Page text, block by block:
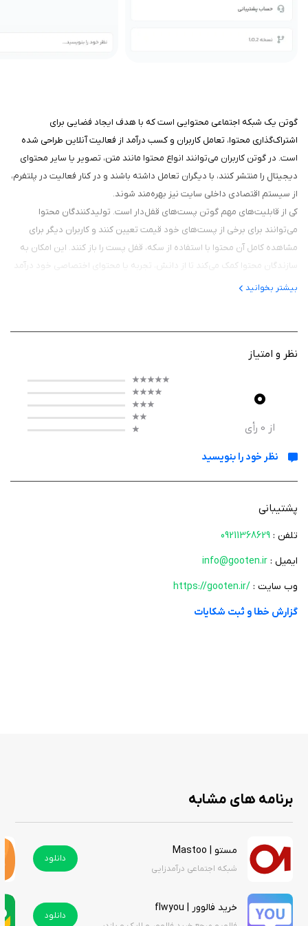
گوتن یک شبکه اجتماعی محتوایی است که با هدف ایجاد فضایی برای
اشتراک‌گذاری محتوا، تعامل کاربران و کسب درآمد از فعالیت آنلاین طراحی شده
است. در گوتن کاربران می‌توانند انواع محتوا مانند متن، تصویر یا سایر محتوای
دیجیتال را منتشر کنند، با دیگران تعامل داشته باشند و در کنار فعالیت در پلتفرم،
از سیستم اقتصادی داخلی سایت نیز بهره‌مند شوند.
کی از قابلیت‌های مهم گوتن پست‌های قفل‌دار است. تولیدکنندگان محتوا
می‌توانند برای برخی از پست‌های خود قیمت تعیین کنند و کاربران دیگر برای
مشاهده کامل آن محتوا با استفاده از سکه، قفل پست را باز کنند. این امکان به
سازندگان محتوا کمک می‌کند تا از دانش، تجربه یا محتوای اختصاصی خود درآمد
مستقیم داشته باشند.
بیشتر بخوانید
نظر و امتیاز
0
از 0 رأی
نظر خود را بنویسید
پشتیبانی
تلفن : 09211368629
ایمیل : info@gooten.ir
وب سایت : https://gooten.ir/
گزارش خطا و ثبت شکایات
برنامه های مشابه
مستو | Mastoo
شبکه اجتماعی درآمدزایی
دانلود
خرید فالوور | flwyou
دانلود